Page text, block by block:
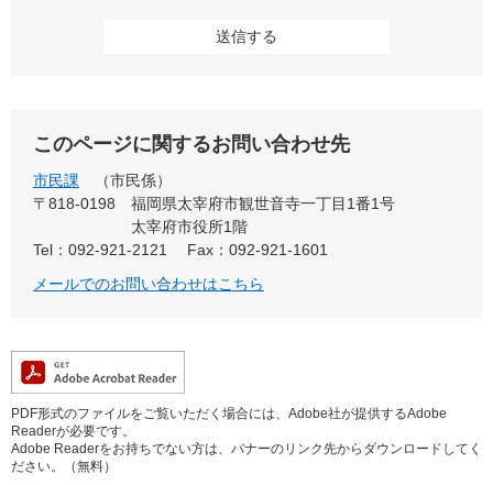
このページに関するお問い合わせ先
市民課
市民係
〒818-0198
福岡県太宰府市観世音寺一丁目1番1号
太宰府市役所1階
Tel：092-921-2121
Fax：092-921-1601
メールでのお問い合わせはこちら
PDF形式のファイルをご覧いただく場合には、Adobe社が提供するAdobe
Readerが必要です。
Adobe Readerをお持ちでない方は、バナーのリンク先からダウンロードしてく
ださい。（無料）